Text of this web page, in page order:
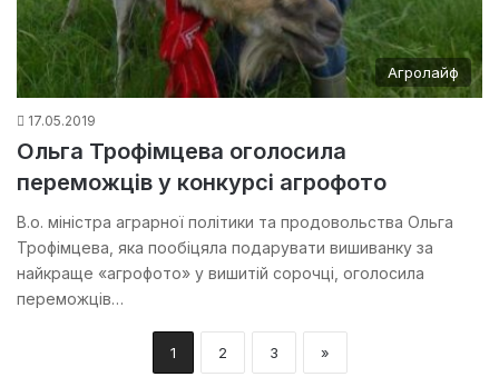
Агролайф
17.05.2019
Ольга Трофімцева оголосила
переможців у конкурсі агрофото
В.о. міністра аграрної політики та продовольства Ольга
Трофімцева, яка пообіцяла подарувати вишиванку за
найкраще «агрофото» у вишитій сорочці, оголосила
переможців…
1 2 3 »